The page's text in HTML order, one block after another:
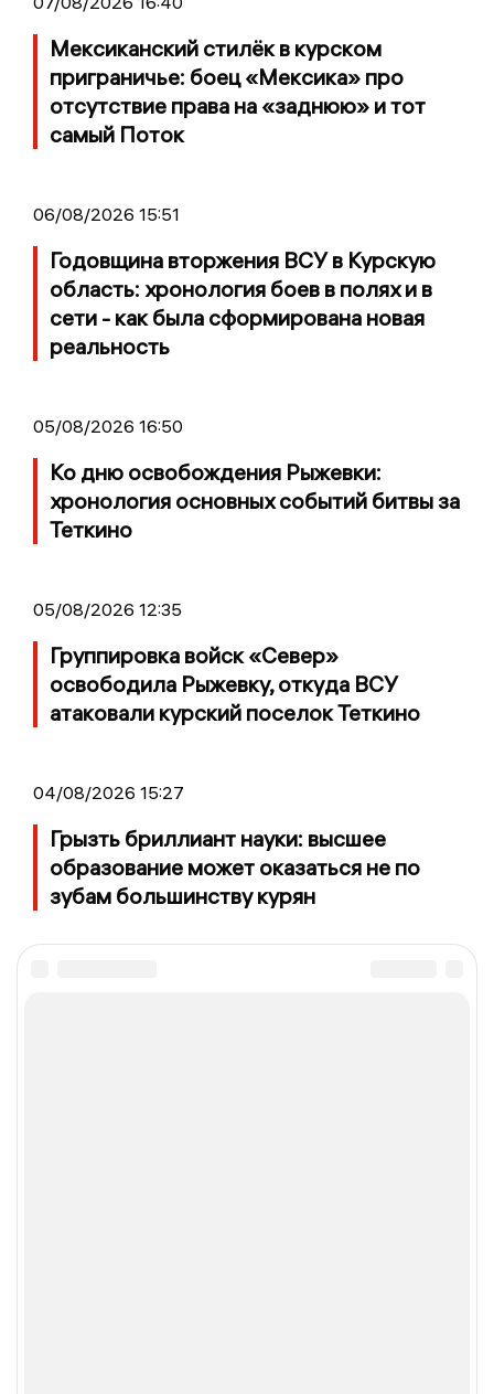
Мексиканский стилёк в курском
приграничье: боец «Мексика» про
отсутствие права на «заднюю» и тот
самый Поток
06/08/2026 15:51
Годовщина вторжения ВСУ в Курскую
область: хронология боев в полях и в
сети - как была сформирована новая
реальность
05/08/2026 16:50
Ко дню освобождения Рыжевки:
хронология основных событий битвы за
Теткино
05/08/2026 12:35
Группировка войск «Север»
освободила Рыжевку, откуда ВСУ
атаковали курский поселок Теткино
04/08/2026 15:27
Грызть бриллиант науки: высшее
образование может оказаться не по
зубам большинству курян